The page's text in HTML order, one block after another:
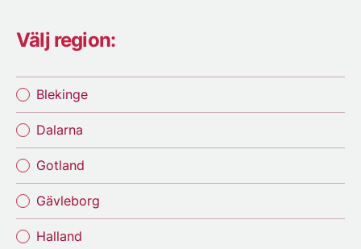
Välj region:
Blekinge
Dalarna
Gotland
Gävleborg
Halland